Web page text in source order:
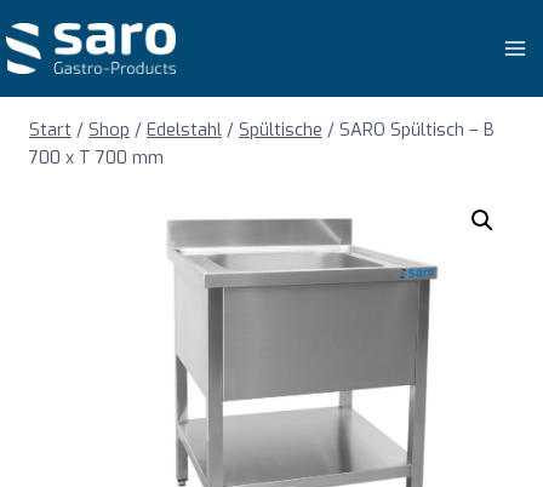
Inhalt
springen
Start / Shop / Edelstahl / Spültische / SARO Spültisch – B
700 x T 700 mm